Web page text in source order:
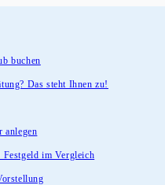
buchen
Das steht Ihnen zu!
anlegen
Festgeld im Vergleich